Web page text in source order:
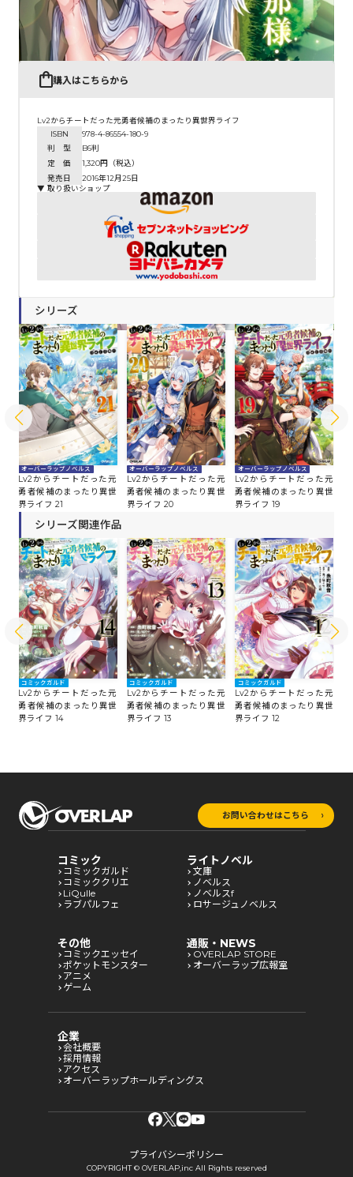
購入はこちらから
Lv2からチートだった元勇者候補のまったり異世界ライフ
ISBN
978-4-86554-180-9
判 型
B6判
定 価
1,320円（税込）
発売日
2016年12月25日
▼ 取り扱いショップ
シリーズ
オーバーラップノベルス
Lv2からチートだった元
勇者候補のまったり異世
界ライフ 21
オーバーラップノベルス
Lv2からチートだった元
勇者候補のまったり異世
界ライフ 20
オーバーラップノベルス
Lv2からチートだった元
勇者候補のまったり異世
界ライフ 19
シリーズ関連作品
コミックガルド
Lv2からチートだった元
勇者候補のまったり異世
界ライフ 14
コミックガルド
Lv2からチートだった元
勇者候補のまったり異世
界ライフ 13
コミックガルド
Lv2からチートだった元
勇者候補のまったり異世
界ライフ 12
お問い合わせはこちら
コミック
コミックガルド
コミッククリエ
LiQulle
ラブパルフェ
ライトノベル
文庫
ノベルス
ノベルスf
ロサージュノベルス
その他
コミックエッセイ
ポケットモンスター
アニメ
ゲーム
通販・NEWS
OVERLAP STORE
オーバーラップ広報室
企業
会社概要
採用情報
アクセス
オーバーラップホールディングス
プライバシーポリシー
COPYRIGHT © OVERLAP,inc All Rights reserved